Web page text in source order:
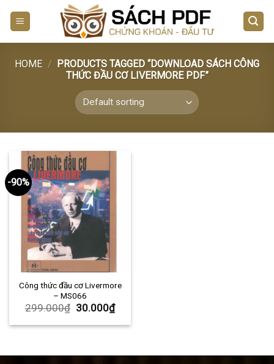
HOME / PRODUCTS TAGGED “DOWNLOAD SÁCH CÔNG
THỨC ĐẦU CƠ LIVERMORE PDF”
-90%
Công thức đầu cơ Livermore
– MS066
299.000₫ 30.000₫